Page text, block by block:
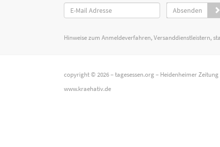
Absenden
Hinweise zum Anmeldeverfahren, Versanddienstleistern,
copyright © 2026 –tagesessen.org– Heidenheimer Zeitung
www.kraehativ.de